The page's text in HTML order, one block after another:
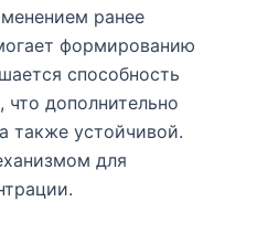
ранее
формированию
способность
дополнительно
также устойчивой.
для